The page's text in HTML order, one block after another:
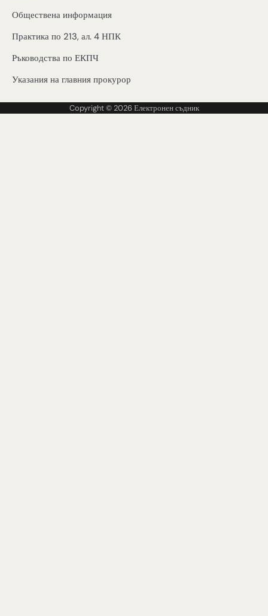
Обществена информация
Практика по 213, ал. 4 НПК
Ръководства по ЕКПЧ
Указания на главния прокурор
Copyright © 2026Електронен съдник